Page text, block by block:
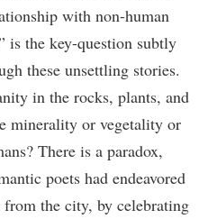
with non-human
is the key-question subtly
these unsettling stories.
in the rocks, plants, and
minerality or vegetality or
There is a paradox,
poets had endeavored
from the city, by celebrating